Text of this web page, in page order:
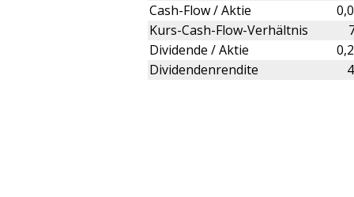
Cash-Flow / Aktie
Kurs-Cash-Flow-Verhältnis
Dividende / Aktie
Dividendenrendite